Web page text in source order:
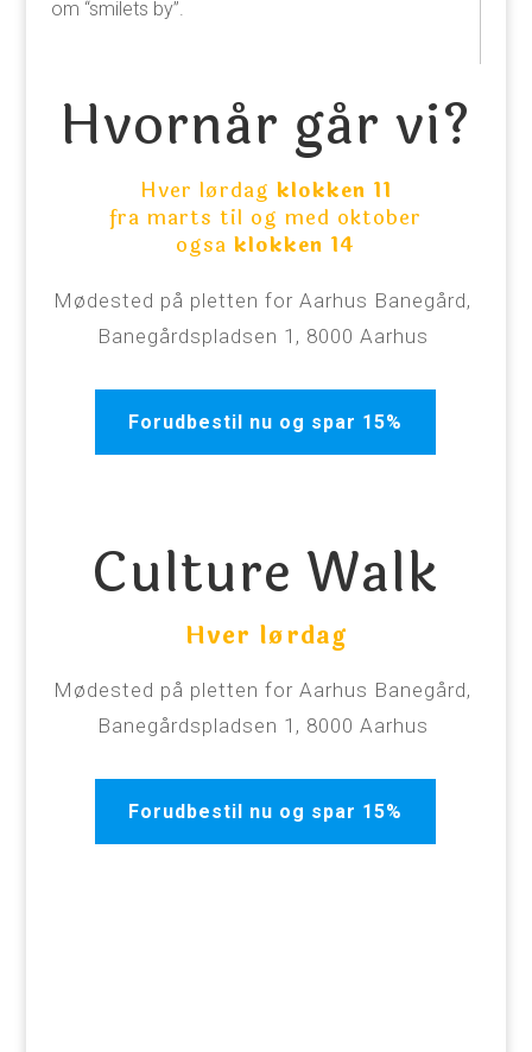
om “smilets by”.
Hvornår går vi?
Hver lørdag klokken 11
fra marts til og med oktober
ogsa klokken 14
Mødested på pletten for Aarhus Banegård,
Banegårdspladsen 1, 8000 Aarhus
Forudbestil nu og spar 15%
Culture Walk
Hver lørdag
Mødested på pletten for Aarhus Banegård,
Banegårdspladsen 1, 8000 Aarhus
Forudbestil nu og spar 15%